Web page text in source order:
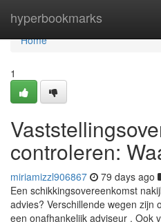
hyperbookmarks
Home
Home
1
controleren:
miriamizzl906867 79 days ago
Een schikkingsovereenkomst
advies? Verschillende wegen zijn
een onafhankelijk adviseur . Ook